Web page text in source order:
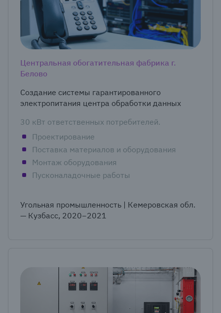
Центральная обогатительная фабрика г.
Белово
Создание системы гарантированного
электропитания центра обработки данных
30 кВт ответственных потребителей.
Проектирование
Поставка материалов и оборудования
Монтаж оборудования
Пусконаладочные работы
Угольная промышленность | Кемеровская обл.
— Кузбасс, 2020−2021